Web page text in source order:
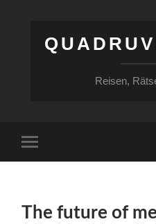
Reisen,
Menü
The future of